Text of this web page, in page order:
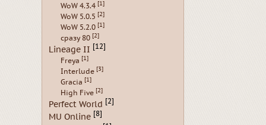
WoW 4.3.4 [1]
WoW 5.0.5 [2]
WoW 5.2.0 [1]
сразу 80 [2]
Lineage II [12]
Freya [1]
Interlude [3]
Gracia [1]
High Five [2]
Perfect World [2]
MU Online [8]